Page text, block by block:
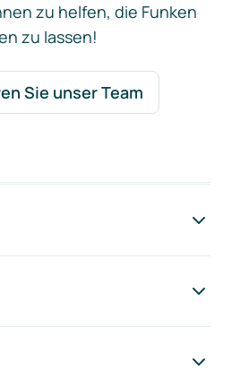
zu helfen, die Funken
zu lassen!
Sie unser Team